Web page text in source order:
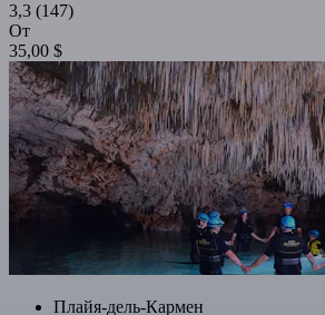
3,3 (147)
От
35,00 $
Плайя-дель-Кармен